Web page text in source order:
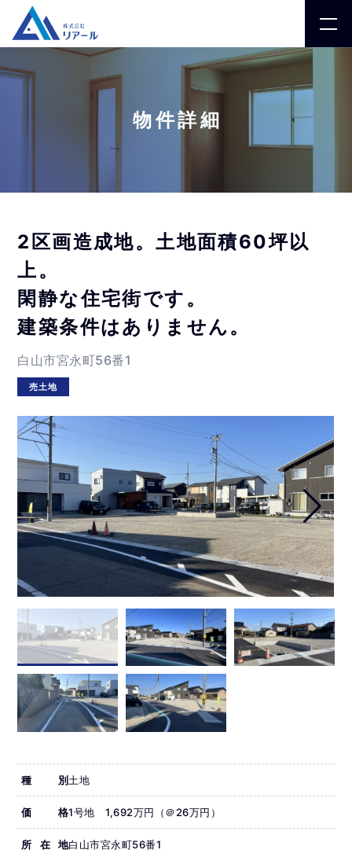
物件詳細
2区画造成地。土地面積60坪以
上。
閑静な住宅街です。
建築条件はありません。
白山市宮永町56番1
売土地
種別 土地
価格1号地 1,692万円（＠26万円）
所在地白山市宮永町56番1